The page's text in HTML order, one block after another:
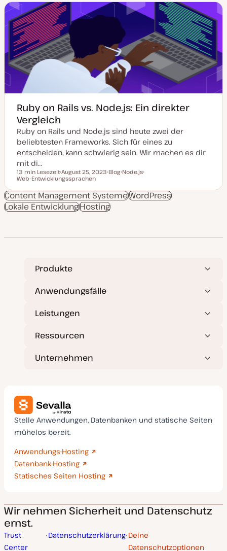
m
a
k
t
u
a
l
i
s
y
p
Ruby on Rails vs. Node.js: Ein direkter
Vergleich
Ruby on Rails und Node.js sind heute zwei der
beliebtesten Frameworks. Sich für eines zu
entscheiden, kann schwierig sein. Wir machen es dir
mit di…
Lesezeit
13 min Lesezeit
D
t
u
m
a
a
i
e
August 25, 2023
s
t
T
y
Blog
e
m
Node.js
e
m
Web-Entwicklungssprachen
Content Management SystemeWordPress
Lokale EntwicklungHosting
Produkte
Anwendungsfälle
Leistungen
Ressourcen
Unternehmen
Stelle Anwendungen, Datenbanken und statische Seiten
mühelos bereit.
Anwendungs-Hosting
Datenbank-Hosting
Statisches Seiten Hosting
Wir nehmen Sicherheit und Datenschutz
ernst.
Trust
Center
Datenschutzerklärung Deine
Datenschutzoptionen